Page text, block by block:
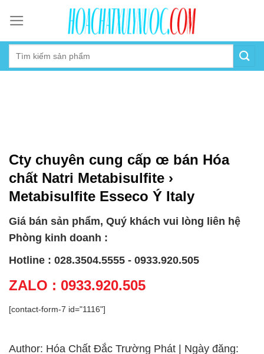
content
Cty chuyên cung cấp œ bán Hóa
chất Natri Metabisulfite ›
Metabisulfite Esseco Ý Italy
Giá bán sản phẩm, Quý khách vui lòng liên hệ
Phòng kinh doanh :
Hotline : 028.3504.5555 - 0933.920.505
ZALO : 0933.920.505
[contact-form-7 id="1116"]
Author: Hóa Chất Đắc Trường Phát | Ngày đăng: